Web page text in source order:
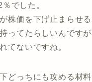
でした。
株価を下げ止まらせ
ってたらしいんですが
てないですね。
どっちにも攻める材